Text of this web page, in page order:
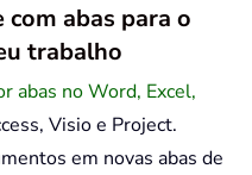
abas para o
trabalho
abas no Word, Excel,
Visio e Project.
em novas abas de